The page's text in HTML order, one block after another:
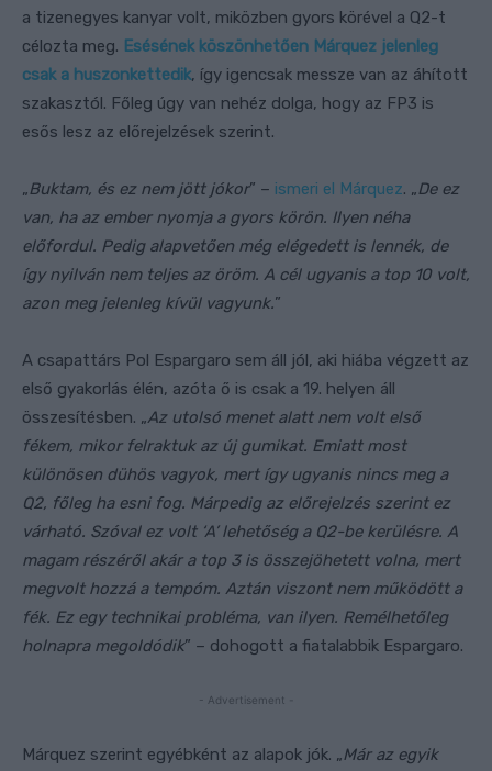
a tizenegyes kanyar volt, miközben gyors körével a Q2-t
célozta meg. Esésének köszönhetően Márquez jelenleg
csak a huszonkettedik, így igencsak messze van az áhított
szakasztól. Főleg úgy van nehéz dolga, hogy az FP3 is
esős lesz az előrejelzések szerint.
„Buktam, és ez nem jött jókor” – ismeri el Márquez. „De ez
van, ha az ember nyomja a gyors körön. Ilyen néha
előfordul. Pedig alapvetően még elégedett is lennék, de
így nyilván nem teljes az öröm. A cél ugyanis a top 10 volt,
azon meg jelenleg kívül vagyunk.”
A csapattárs Pol Espargaro sem áll jól, aki hiába végzett az
első gyakorlás élén, azóta ő is csak a 19. helyen áll
összesítésben. „Az utolsó menet alatt nem volt első
fékem, mikor felraktuk az új gumikat. Emiatt most
különösen dühös vagyok, mert így ugyanis nincs meg a
Q2, főleg ha esni fog. Márpedig az előrejelzés szerint ez
várható. Szóval ez volt ‘A’ lehetőség a Q2-be kerülésre. A
magam részéről akár a top 3 is összejöhetett volna, mert
megvolt hozzá a tempóm. Aztán viszont nem működött a
fék. Ez egy technikai probléma, van ilyen. Remélhetőleg
holnapra megoldódik” – dohogott a fiatalabbik Espargaro.
- Advertisement -
Márquez szerint egyébként az alapok jók. „Már az egyik